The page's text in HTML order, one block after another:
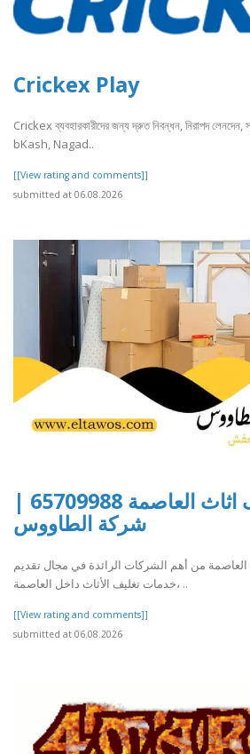
Crickex Play
Crickex ব্যবহারকারীদের জন্য দ্রুত নিবন্ধন, নিরাপদ লেনদেন,
bKash, Nagad..
[[View rating and comments]]
submitted at 06.08.2026
شركة تغليف اثاث العاصمة 65709988 |
شركة الطاووس
العاصمة من أهم الشركات الرائدة في مجال تقديم
خدمات تغليف الأثاث داخل العاصمة، ..
[[View rating and comments]]
submitted at 06.08.2026